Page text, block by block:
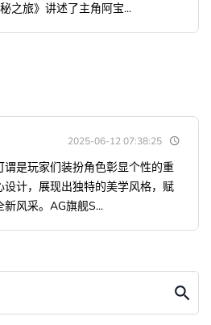
之旅》讲述了主角阿宝...
2025-06-12 07:38:25
是玩家们装扮角色彰显个性的重
计，展现出独特的美学风格，赋
风采。AG旗舰S...